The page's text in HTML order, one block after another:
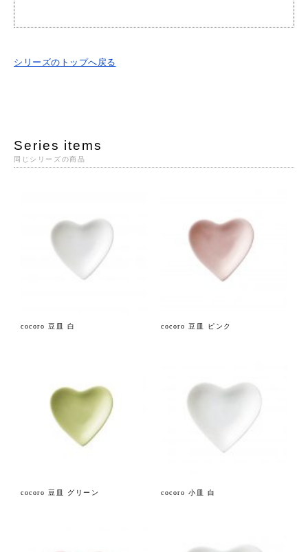
シリーズのトップへ戻る
Series items
同じシリーズの商品
cocoro 豆皿 白 cocoro 豆皿 ピンク
cocoro 豆皿 グリーン cocoro 小皿 白